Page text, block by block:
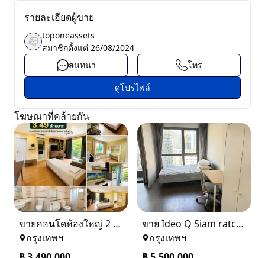
รายละเอียดผู้ขาย
toponeassets
สมาชิกตั้งแต่ 26/08/2024
สนทนา
โทร
ดูโปรไฟล์
โฆษณาที่คล้ายกัน
ขายคอนโดห้องใหญ่ 2 ห้องนอน ทำเลพระราม 8 Lumpini Place Rama VIII
กรุงเทพฯ
ขาย Ideo Q Siam ratchatewi จาก BTS ราชเทวี 300 เมตร เจ้าของขายเอง
กรุงเทพฯ